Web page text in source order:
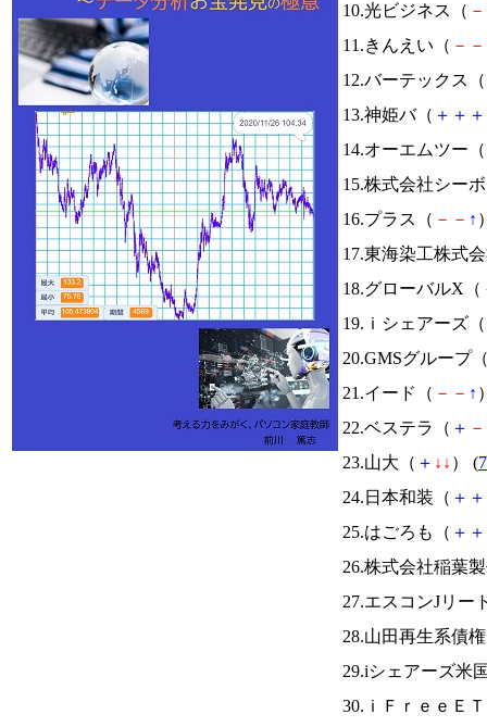
10.光ビジネス（ －
11.きんえい（ － －
12.バーテックス（
13.神姫バ（ ＋ ＋ ＋
14.オーエムツー（
15.株式会社シー
16.プラス（ － － ↑
17.東海染工株式
18.グローバルX（
19.ｉシェアーズ（
20.GMSグループ
21.イード（ － － ↑
22.ベステラ（ ＋ －
23.山大（ ＋ ↓ ↓ ） (
24.日本和装（ ＋ ＋
25.はごろも（ ＋ ＋
26.株式会社稲葉
27.エスコンJリー
28.山田再生系債
29.iシェアーズ米
30.ｉＦｒｅｅＥ